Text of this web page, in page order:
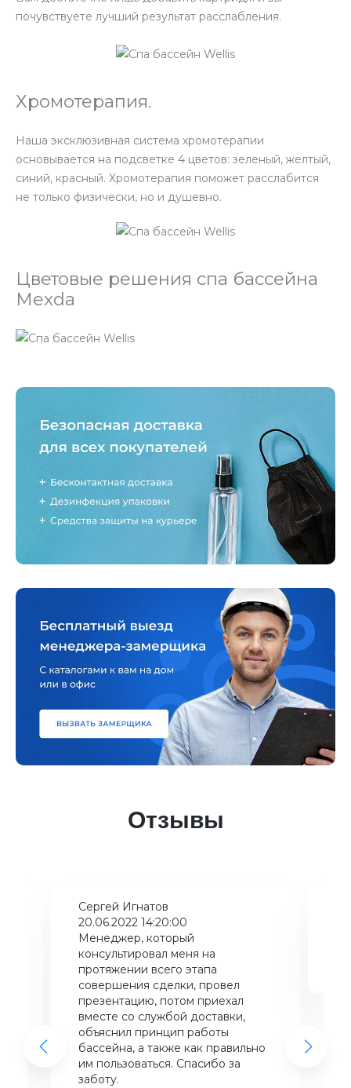
почувствуете лучший результат расслабления.
Хромотерапия.
Наша эксклюзивная система хромотерапии
основывается на подсветке 4 цветов: зеленый, желтый,
синий, красный. Хромотерапия поможет расслабится
не только физически, но и душевно.
Цветовые решения спа бассейна
Mexda
Отзывы
Сергей Игнатов
20.06.2022 14:20:00
Менеджер, который
консультировал меня на
протяжении всего этапа
совершения сделки, провел
презентацию, потом приехал
вместе со службой доставки,
объяснил принцип работы
бассейна, а также как правильно
им пользоваться. Спасибо за
заботу.